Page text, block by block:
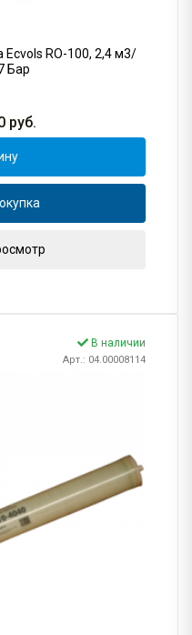
Ecvols RO-100, 2,4 м3/
Бар
руб.
В наличии
Арт.: 04.00008114